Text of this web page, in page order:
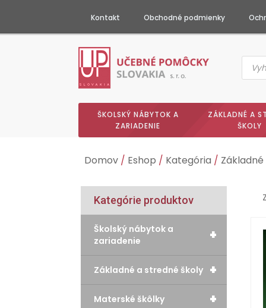
Kontakt Obchodné podmienky
search
ŠKOLSKÝ NÁBYTOK A
ZARIADENIE
ZÁKLADNÉ A
ŠKOLY
Domov / Eshop / Kategória /
Kategórie produktov
+
Školský nábytok a
zariadenie
+
Základné a stredné školy
+
Materské škôlky